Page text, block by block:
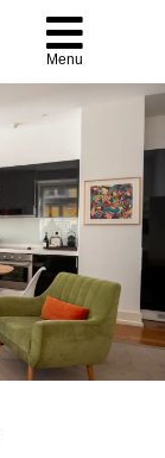
Menu